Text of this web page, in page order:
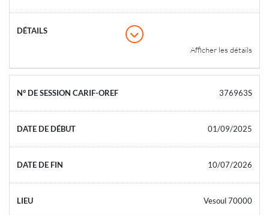
Afficher les détails
376963S
01/09/2025
10/07/2026
Vesoul 70000